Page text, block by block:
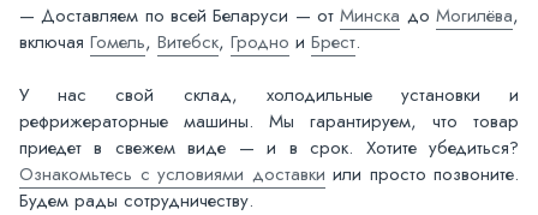
— Доставляем по всей Беларуси — отМинска доМогилёва,
включая Гомель, Витебск, Гродно и Брест.
У нас свой склад, холодильные установки и
рефрижераторные машины. Мы гарантируем, что товар
приедет в свежем виде — и в срок. Хотите убедиться?
Ознакомьтесь с условиями доставки или просто позвоните.
Будем рады сотрудничеству.